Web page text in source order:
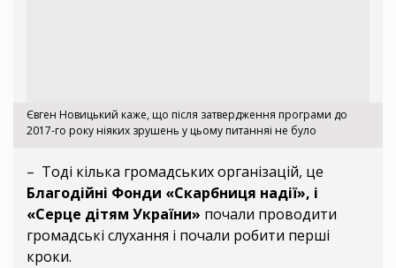
Євген Новицький каже, що після затвердження програми до
2017-го року ніяких зрушень у цьому питанняі не було
– Тоді кілька громадських організацій, це
Благодійні Фонди «Скарбниця надії», і
«Серце дітям України» почали проводити
громадські слухання і почали робити перші
кроки.